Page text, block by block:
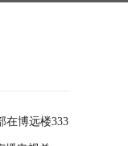
在博远楼333